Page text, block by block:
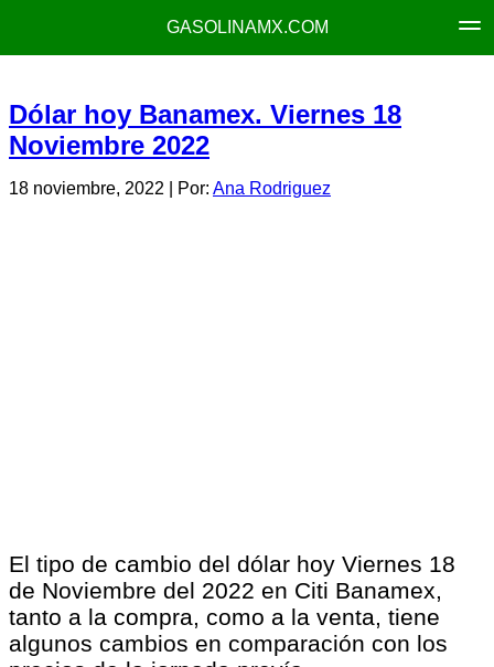
GASOLINAMX.COM
Dólar hoy Banamex. Viernes 18
Noviembre 2022
18 noviembre, 2022 | Por: Ana Rodriguez
El tipo de cambio del dólar hoy Viernes 18
de Noviembre del 2022 en Citi Banamex,
tanto a la compra, como a la venta, tiene
algunos cambios en comparación con los